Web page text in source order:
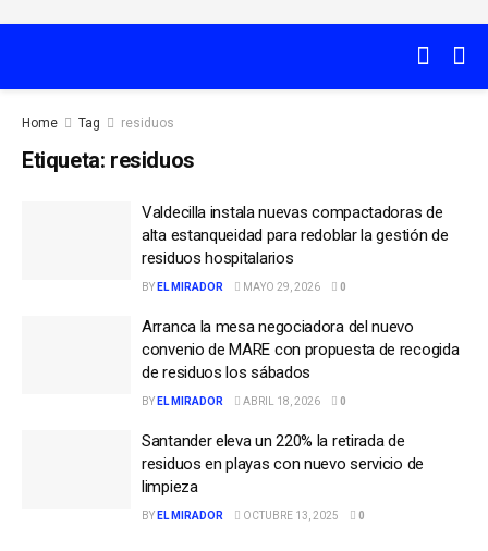
Home Tag residuos
Etiqueta: residuos
Valdecilla instala nuevas compactadoras de
alta estanqueidad para redoblar la gestión de
residuos hospitalarios
BY EL MIRADOR MAYO 29, 2026 0
Arranca la mesa negociadora del nuevo
convenio de MARE con propuesta de recogida
de residuos los sábados
BY EL MIRADOR ABRIL 18, 2026 0
Santander eleva un 220% la retirada de
residuos en playas con nuevo servicio de
limpieza
BY EL MIRADOR OCTUBRE 13, 2025 0